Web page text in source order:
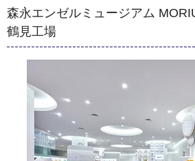
森永エンゼルミュージアム
鶴見工場